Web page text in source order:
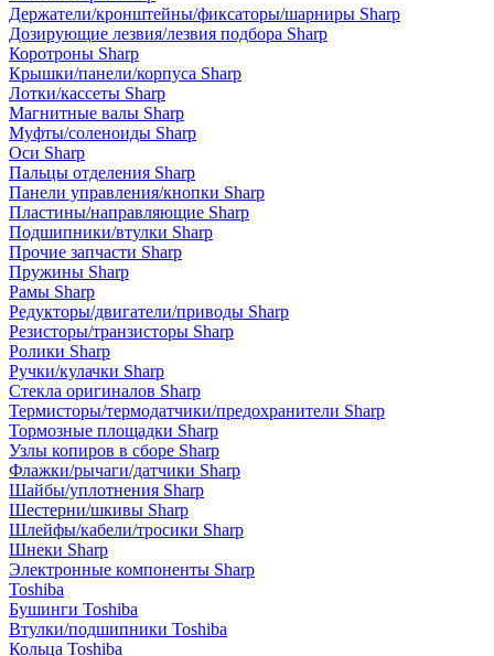
Держатели/кронштейны/фиксаторы/шарниры Sharp
Дозирующие лезвия/лезвия подбора Sharp
Коротроны Sharp
Крышки/панели/корпуса Sharp
Лотки/кассеты Sharp
Магнитные валы Sharp
Муфты/соленоиды Sharp
Оси Sharp
Пальцы отделения Sharp
Панели управления/кнопки Sharp
Пластины/направляющие Sharp
Подшипники/втулки Sharp
Прочие запчасти Sharp
Пружины Sharp
Рамы Sharp
Редукторы/двигатели/приводы Sharp
Резисторы/транзисторы Sharp
Ролики Sharp
Ручки/кулачки Sharp
Стекла оригиналов Sharp
Термисторы/термодатчики/предохранители Sharp
Тормозные площадки Sharp
Узлы копиров в сборе Sharp
Флажки/рычаги/датчики Sharp
Шайбы/уплотнения Sharp
Шестерни/шкивы Sharp
Шлейфы/кабели/тросики Sharp
Шнеки Sharp
Электронные компоненты Sharp
Toshiba
Бушинги Toshiba
Втулки/подшипники Toshiba
Кольца Toshiba